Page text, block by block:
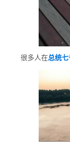
很多人在总统七